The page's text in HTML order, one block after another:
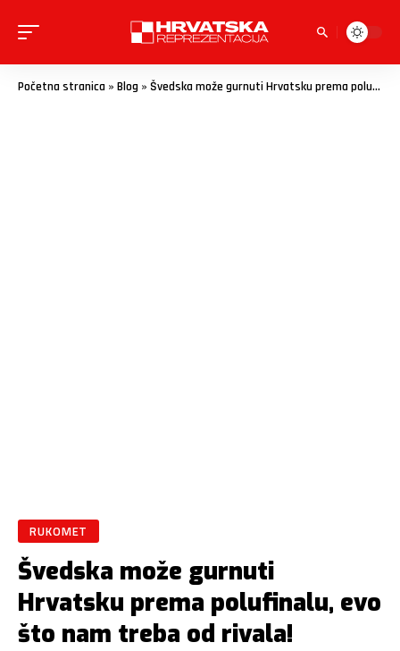
Početna stranica » Blog » Švedska može gurnuti Hrvatsku prema polufinalu, evo što nam treba od rivala!
RUKOMET
Švedska može gurnuti
Hrvatsku prema polufinalu, evo
što nam treba od rivala!